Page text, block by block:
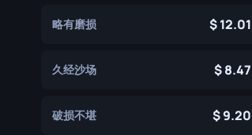
九头蛇手套
运动手套
锯短型霰弹枪
略有磨损 12.01
久经沙场 8.47
破损不堪 9.20